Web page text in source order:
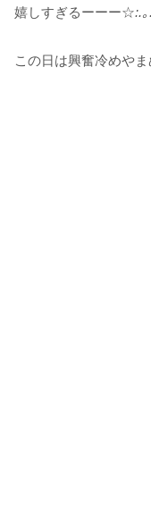
嬉しすぎるーーー☆:.
この日は興奮冷めや